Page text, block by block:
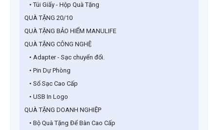
• Túi Giấy - Hộp Quà Tặng
QUÀ TẶNG 20/10
QUÀ TẶNG BẢO HIỂM MANULIFE
QUÀ TẶNG CÔNG NGHỆ
• Adapter - Sạc chuyển đổi.
• Pin Dự Phòng
• Sổ Sạc Cao Cấp
• USB In Logo
QUÀ TẶNG DOANH NGHIỆP
• Bộ Quà Tặng Để Bàn Cao Cấp